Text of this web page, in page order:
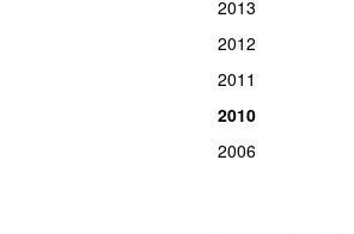
2013
2012
2011
2010
2006